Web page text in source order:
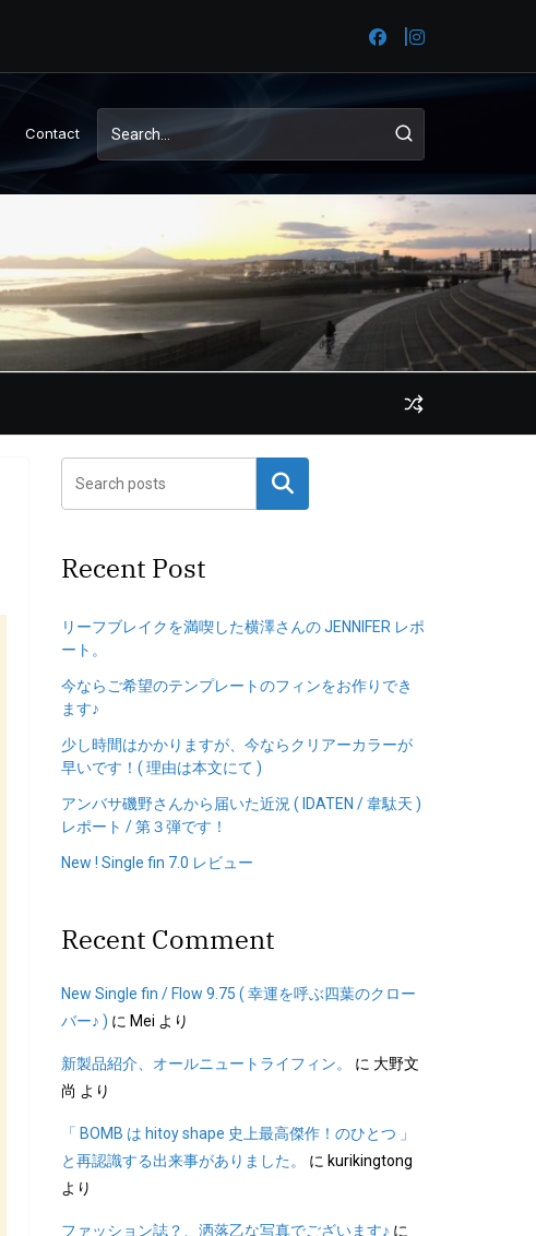
Contact
検索
Recent Post
リーフブレイクを満喫した横澤さんの JENNIFER レポ
ート。
今ならご希望のテンプレートのフィンをお作りでき
ます♪
少し時間はかかりますが、今ならクリアーカラーが
早いです！( 理由は本文にて )
アンバサ磯野さんから届いた近況 ( IDATEN / 韋駄天 )
レポート / 第３弾です！
New ! Single fin 7.0 レビュー
Recent Comment
New Single fin / Flow 9.75 ( 幸運を呼ぶ四葉のクロー
バー♪ ) に Mei より
新製品紹介、オールニュートライフィン。 に 大野文
尚 より
「 BOMB は hitoy shape 史上最高傑作！のひとつ 」
と再認識する出来事がありました。
に kurikingtong
より
ファッション誌？、洒落乙な写真でございます♪ に